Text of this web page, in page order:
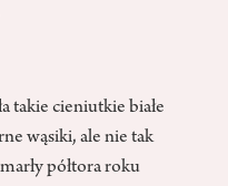
takie cieniutkie białe
wąsiki, ale nie tak
półtora roku